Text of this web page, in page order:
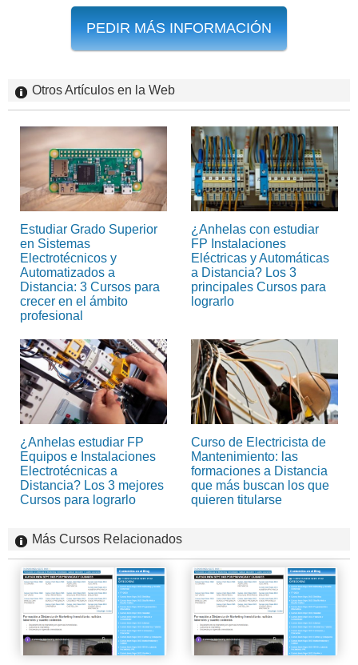
PEDIR MÁS INFORMACIÓN
Otros Artículos en la Web
Estudiar Grado Superior
en Sistemas
Electrotécnicos y
Automatizados a
Distancia: 3 Cursos para
crecer en el ámbito
profesional
¿Anhelas con estudiar
FP Instalaciones
Eléctricas y Automáticas
a Distancia? Los 3
principales Cursos para
lograrlo
¿Anhelas estudiar FP
Equipos e Instalaciones
Electrotécnicas a
Distancia? Los 3 mejores
Cursos para lograrlo
Curso de Electricista de
Mantenimiento: las
formaciones a Distancia
que más buscan los que
quieren titularse
Más Cursos Relacionados